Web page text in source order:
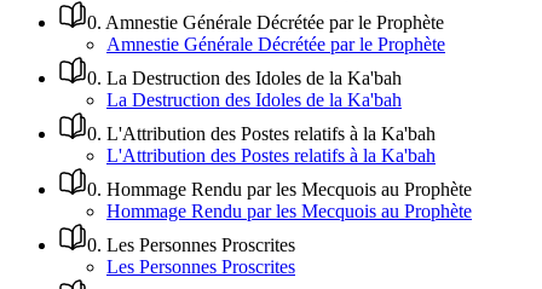
0. Amnestie Générale Décrétée par le Prophète
Amnestie Générale Décrétée par le Prophète
0. La Destruction des Idoles de la Ka'bah
La Destruction des Idoles de la Ka'bah
0. L'Attribution des Postes relatifs à la Ka'bah
L'Attribution des Postes relatifs à la Ka'bah
0. Hommage Rendu par les Mecquois au Prophète
Hommage Rendu par les Mecquois au Prophète
0. Les Personnes Proscrites
Les Personnes Proscrites